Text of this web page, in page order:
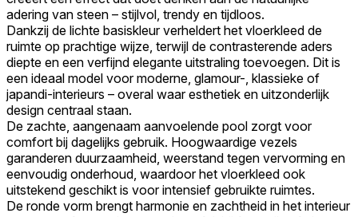
adering van steen – stijlvol, trendy en tijdloos.
Dankzij de lichte basiskleur verheldert het vloerkleed de
ruimte op prachtige wijze, terwijl de contrasterende aders
diepte en een verfijnd elegante uitstraling toevoegen. Dit is
een ideaal model voor moderne, glamour-, klassieke of
japandi-interieurs – overal waar esthetiek en uitzonderlijk
design centraal staan.
De zachte, aangenaam aanvoelende pool zorgt voor
comfort bij dagelijks gebruik. Hoogwaardige vezels
garanderen duurzaamheid, weerstand tegen vervorming en
eenvoudig onderhoud, waardoor het vloerkleed ook
uitstekend geschikt is voor intensief gebruikte ruimtes.
De ronde vorm brengt harmonie en zachtheid in het interieur